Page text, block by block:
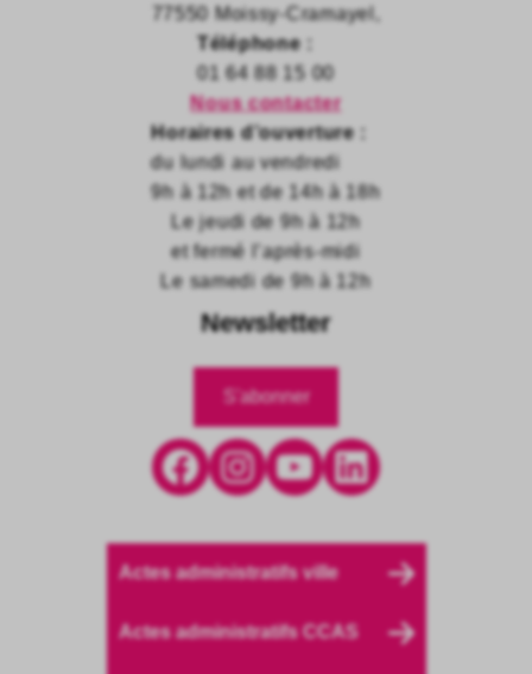
77550 Moissy-Cramayel,
Téléphone :
01 64 88 15 00
Nous contacter
Horaires d’ouverture :
du lundi au vendredi
9h à 12h et de 14h à 18h
Le jeudi de 9h à 12h
et fermé l’après-midi
Le samedi de 9h à 12h
Newsletter
S'abonner
Facebook Instagram YouTube LinkedIn
Actes administratifs ville
Actes administratifs CCAS